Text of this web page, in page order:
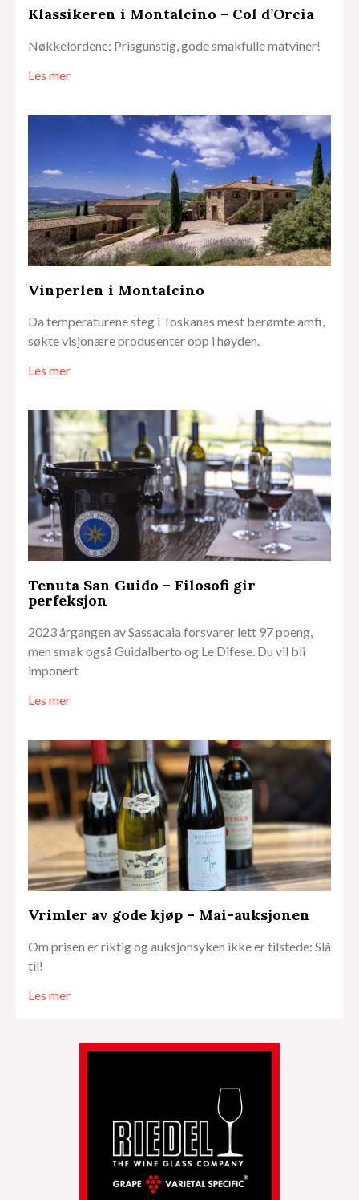
Klassikeren i Montalcino – Col d’Orcia
Nøkkelordene: Prisgunstig, gode smakfulle matviner!
Les mer
Vinperlen i Montalcino
Da temperaturene steg i Toskanas mest berømte amfi,
søkte visjonære produsenter opp i høyden.
Les mer
Tenuta San Guido – Filosofi gir
perfeksjon
2023 årgangen av Sassacaia forsvarer lett 97 poeng,
men smak også Guidalberto og Le Difese. Du vil bli
imponert
Les mer
Vrimler av gode kjøp – Mai-auksjonen
Om prisen er riktig og auksjonsyken ikke er tilstede: Slå
til!
Les mer